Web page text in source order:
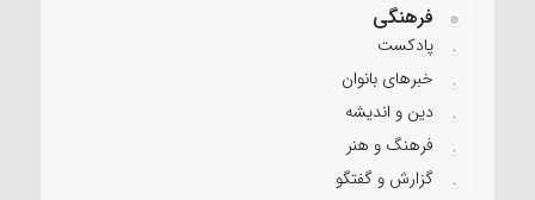
فرهنگی
پادکست
خبرهای بانوان
دین و اندیشه
فرهنگ و هنر
گزارش و گفتگو